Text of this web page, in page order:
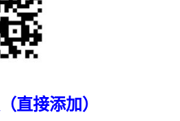
直接添加）